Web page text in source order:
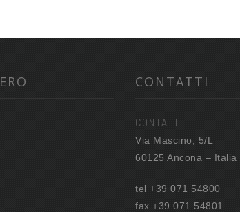
CONTATTI
CONTATTI
Via Mascino, 5/L
60125 Ancona – Italia
tel +39 071 54800
fax +39 071 54801